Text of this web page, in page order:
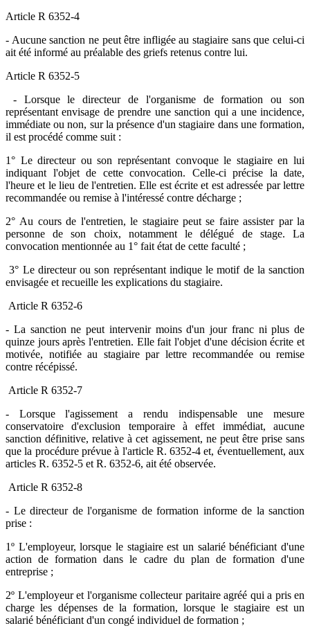
Article R 6352-4
- Aucune sanction ne peut être infligée au stagiaire sans que celui-ci
ait été informé au préalable des griefs retenus contre lui.
Article R 6352-5
- Lorsque le directeur de l'organisme de formation ou son
représentant envisage de prendre une sanction qui a une incidence,
immédiate ou non, sur la présence d'un stagiaire dans une formation,
il est procédé comme suit :
1° Le directeur ou son représentant convoque le stagiaire en lui
indiquant l'objet de cette convocation. Celle-ci précise la date,
l'heure et le lieu de l'entretien. Elle est écrite et est adressée par lettre
recommandée ou remise à l'intéressé contre décharge ;
2° Au cours de l'entretien, le stagiaire peut se faire assister par la
personne de son choix, notamment le délégué de stage. La
convocation mentionnée au 1° fait état de cette faculté ;
3° Le directeur ou son représentant indique le motif de la sanction
envisagée et recueille les explications du stagiaire.
Article R 6352-6
- La sanction ne peut intervenir moins d'un jour franc ni plus de
quinze jours après l'entretien. Elle fait l'objet d'une décision écrite et
motivée, notifiée au stagiaire par lettre recommandée ou remise
contre récépissé.
Article R 6352-7
- Lorsque l'agissement a rendu indispensable une mesure
conservatoire d'exclusion temporaire à effet immédiat, aucune
sanction définitive, relative à cet agissement, ne peut être prise sans
que la procédure prévue à l'article R. 6352-4 et, éventuellement, aux
articles R. 6352-5 et R. 6352-6, ait été observée.
Article R 6352-8
- Le directeur de l'organisme de formation informe de la sanction
prise :
1º L'employeur, lorsque le stagiaire est un salarié bénéficiant d'une
action de formation dans le cadre du plan de formation d'une
entreprise ;
2º L'employeur et l'organisme collecteur paritaire agréé qui a pris en
charge les dépenses de la formation, lorsque le stagiaire est un
salarié bénéficiant d'un congé individuel de formation ;